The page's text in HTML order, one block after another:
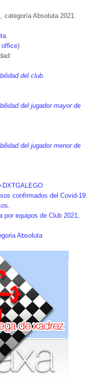
categoría Absoluta 2021.
.
office)
del club.
del jugador mayor de
del jugador menor de
DXTGALEGO
confirmados del Covid-19.
.
por equipos de Club 2021,
Absoluta